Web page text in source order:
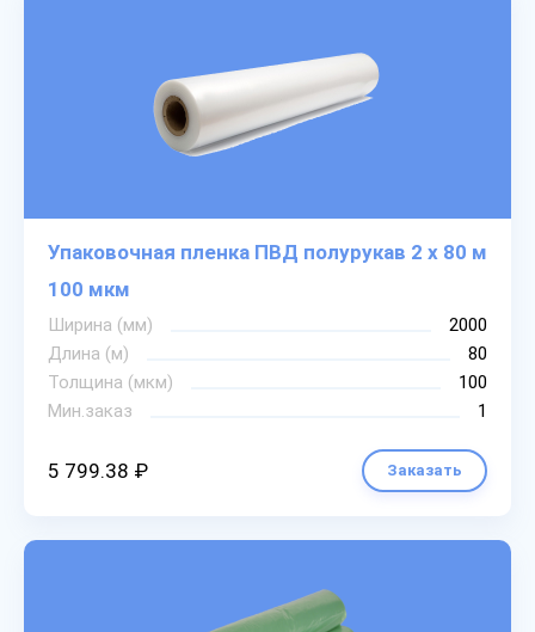
Упаковочная пленка ПВД полурукав 2 х 80 м
100 мкм
Ширина (мм)
2000
Длина (м)
80
Толщина (мкм)
100
Мин.заказ
1
5 799.38 ₽ Заказать